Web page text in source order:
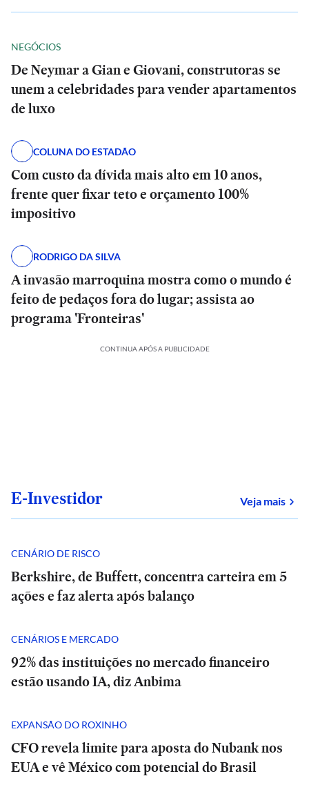
NEGÓCIOS
De Neymar a Gian e Giovani, construtoras se
unem a celebridades para vender apartamentos
de luxo
COLUNA DO ESTADÃO
Com custo da dívida mais alto em 10 anos,
frente quer fixar teto e orçamento 100%
impositivo
RODRIGO DA SILVA
A invasão marroquina mostra como o mundo é
feito de pedaços fora do lugar; assista ao
programa 'Fronteiras'
CONTINUA APÓS A PUBLICIDADE
E-Investidor Veja mais
CENÁRIO DE RISCO
Berkshire, de Buffett, concentra carteira em 5
ações e faz alerta após balanço
CENÁRIOS E MERCADO
92% das instituições no mercado financeiro
estão usando IA, diz Anbima
EXPANSÃO DO ROXINHO
CFO revela limite para aposta do Nubank nos
EUA e vê México com potencial do Brasil